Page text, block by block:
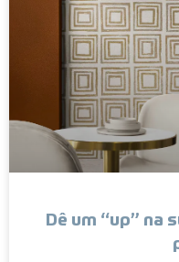
Dê um “up” na